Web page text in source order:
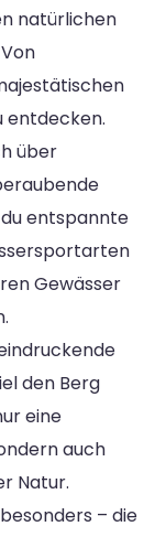
natürlichen
entdecken.
über
entspannte
Gewässer
den Berg
eine
auch
Natur.
– die